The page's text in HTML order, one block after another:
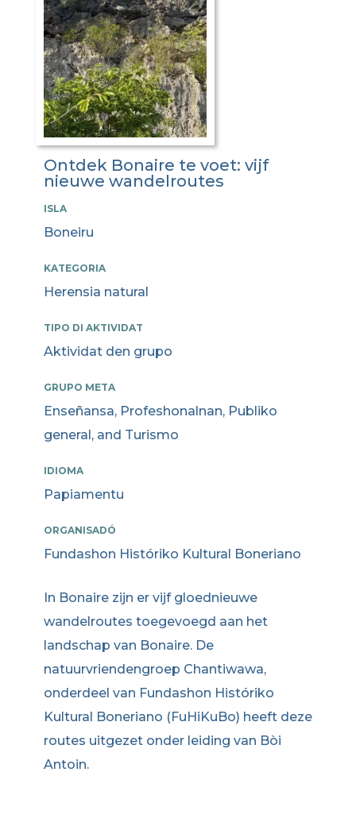
Ontdek Bonaire te voet: vijf
nieuwe wandelroutes
ISLA
Boneiru
KATEGORIA
Herensia natural
TIPO DI AKTIVIDAT
Aktividat den grupo
GRUPO META
Enseñansa, Profeshonalnan, Publiko
general, and Turismo
IDIOMA
Papiamentu
ORGANISADÓ
Fundashon Históriko Kultural Boneriano
In Bonaire zijn er vijf gloednieuwe
wandelroutes toegevoegd aan het
landschap van Bonaire. De
natuurvriendengroep Chantiwawa,
onderdeel van Fundashon Históriko
Kultural Boneriano (FuHiKuBo) heeft deze
routes uitgezet onder leiding van Bòi
Antoin.